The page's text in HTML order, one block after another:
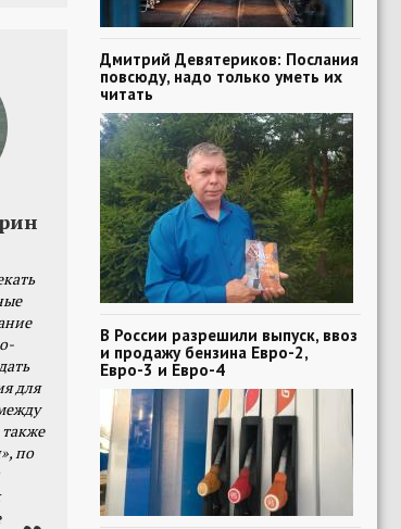
для
по
Дмитрий Девятериков: Послания
повсюду, надо только уметь их
читать
В России разрешили выпуск, ввоз
и продажу бензина Евро-2,
Евро-3 и Евро-4